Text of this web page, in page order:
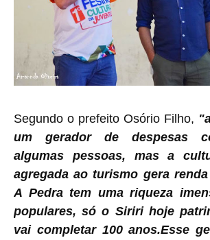
Segundo o prefeito Osório Filho,
um gerador de despesas
algumas pessoas, mas a
agregada ao turismo gera
A Pedra tem uma riqueza
populares, só o Siriri hoje
vai completar 100 anos.Esse